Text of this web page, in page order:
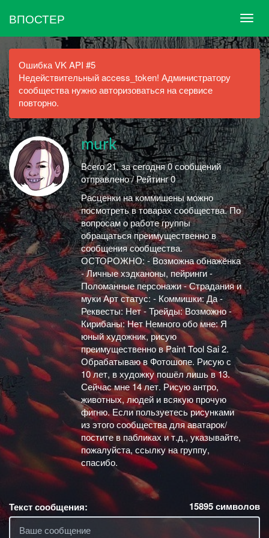
ВПОСТЕР
Ошибка VK API #5
Недействительный access_token! Администратору
сообщества нужно авторизоваться на сервисе
повторно.
murk
Всего 21, за сегодня 0 сообщений
отправлено / Рейтинг 0
Расценки на коммишены можно
посмотреть в товарах сообщества. По
вопросам о работе группы
обращаться преимущественно в
сообщения сообщества.
ОСТОРОЖНО: - Возможна обнажёнка
- Личные хэдканоны, пейринги -
Поломанные персонажи - Страдания и
муки Арт статус: - Коммишки: Да -
Реквесты: Нет - Трейды: Возможно -
Кирибаны: Нет Немного обо мне: Я
юный художник, рисую
преимущественно в Paint Tool Sai 2.
Обрабатываю в Фотошопе. Рисую с
10 лет, в художку пошёл лишь в 13.
Сейчас мне 14 лет. Рисую антро,
животных, людей и всякую прочую
фигню. Если пользуетесь рисунками
из этого сообщества для аватарок/
постите в пабликах и т.д., указывайте,
пожалуйста, ссылку на группу,
спасибо.
Текст сообщения: 15895символов